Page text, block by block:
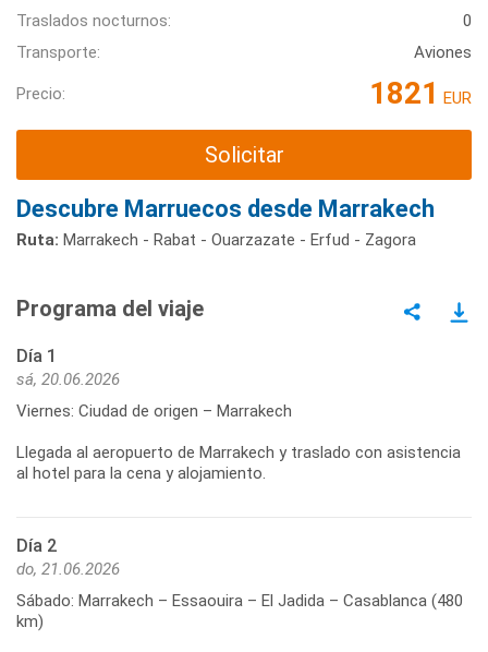
Traslados nocturnos:
0
Transporte:
Aviones
Precio: 1821 EUR
Solicitar
Descubre Marruecos desde Marrakech
Ruta: Marrakech - Rabat - Ouarzazate - Erfud - Zagora
Programa del viaje
Día 1
sá, 20.06.2026
Viernes: Ciudad de origen – Marrakech
Llegada al aeropuerto de Marrakech y traslado con asistencia
al hotel para la cena y alojamiento.
Día 2
do, 21.06.2026
Sábado: Marrakech – Essaouira – El Jadida – Casablanca (480
km)